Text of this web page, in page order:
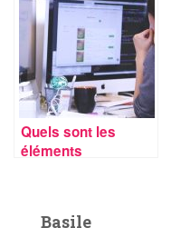
Quels sont les
éléments
Basile